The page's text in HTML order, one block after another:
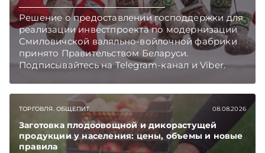
Решение о предоставлении господдержки для
реализации инвестпроекта по модернизации
Смиловичской валяльно-войлочной фабрики
принято Правительством Беларуси.
Подписывайтесь на Telegram‑канал и Viber.
Главное об экономике Беларуси — раньше,
ТОРГОВЛЯ. ОБЩЕПИТ 08.08.2026
Заготовка плодоовощной и дикорастущей
продукции у населения: цены, объемы и новые
правила